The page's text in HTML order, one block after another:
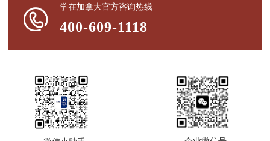
学在加拿大官方咨询热线
400-609-1118